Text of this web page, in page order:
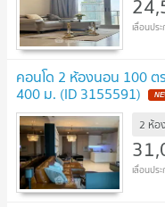
คอนโด 2 ห้องนอน 100 ต
400 ม. (ID 3155591)
2 ห้อ